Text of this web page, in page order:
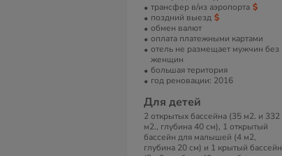
трансфер в/из аэропорта
поздний выезд
обмен валют
оплата платежными картами
отель не размещает мужчин без
женщин
большая територия
год реновации: 2016
Для детей
2 открытых бассейна (35 м2. и 332
м2., глубина 40 см), 1 открытый
бассейн для малышей (4 м2,
глубина 20 см) и 1 крытый бассейн